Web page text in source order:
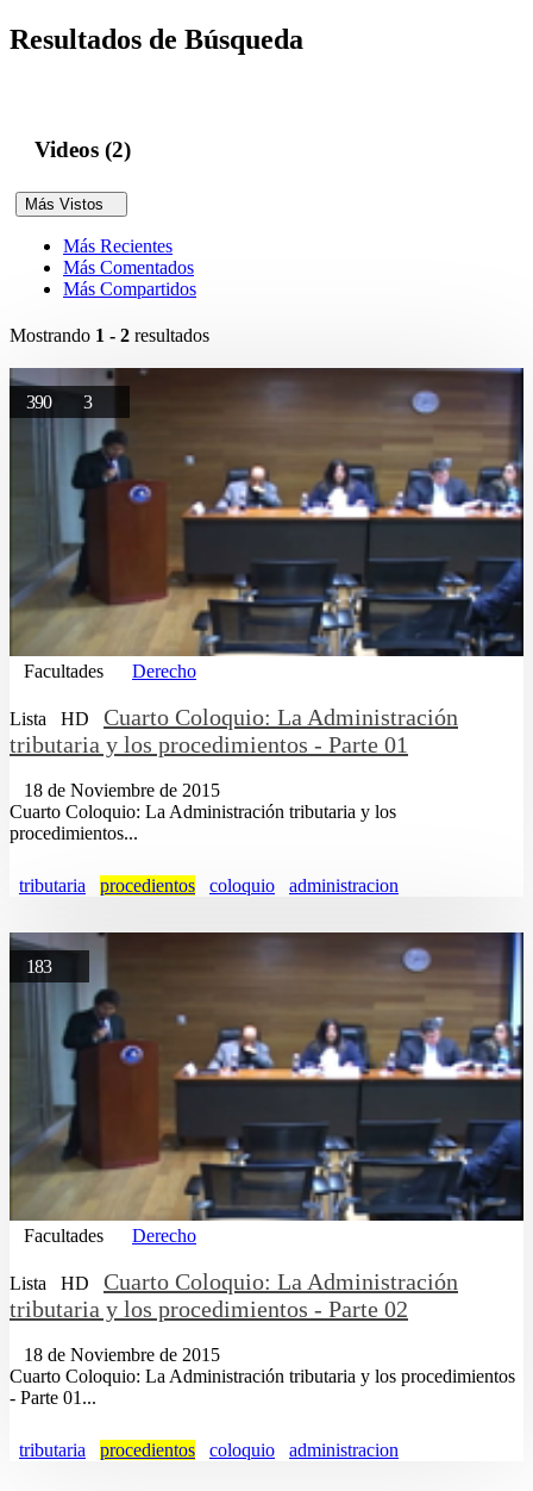
Resultados de Búsqueda
Videos (2)
Más Vistos
Más Recientes
Más Comentados
Más Compartidos
Mostrando 1 - 2 resultados
390 3
Facultades Derecho
Lista HD
Cuarto Coloquio: La Administración
tributaria y los procedimientos - Parte 01
18 de Noviembre de 2015
Cuarto Coloquio: La Administración tributaria y los
procedimientos...
tributaria procedientos coloquio administracion
183
Facultades Derecho
Lista HD
Cuarto Coloquio: La Administración
tributaria y los procedimientos - Parte 02
18 de Noviembre de 2015
Cuarto Coloquio: La Administración tributaria y los procedimientos
- Parte 01...
tributaria procedientos coloquio administracion